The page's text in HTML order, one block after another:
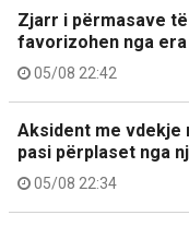
Zjarr i përmasave
favorizohen nga
05/08 22:42
Aksident me vdekje
pasi përplaset nga
05/08 22:34